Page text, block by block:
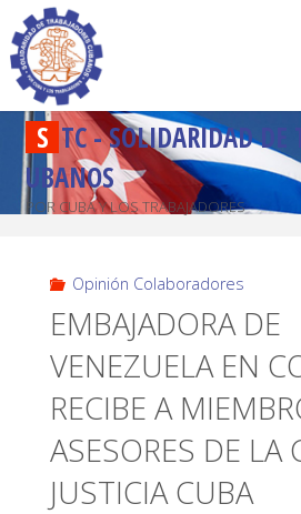
S TC-SOLIDARIDADD
U BANOS
POR CUBA Y LOS TRABAJADORES
Opinión Colaboradores
EMBAJADORA DE
VENEZUELA EN
RECIBE A
ASESORES DE LA
JUSTICIA CUBA